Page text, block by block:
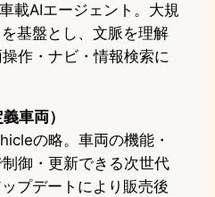
載AIエージェント。大規
基盤とし、文脈を理解
作・ナビ・情報検索に
車両）
の略。車両の機能・
御・更新できる次世代
プデートにより販売後